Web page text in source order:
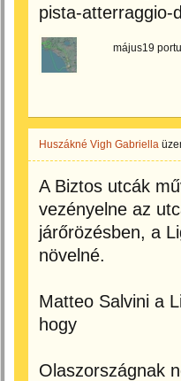
pista-atterraggio-
május19
Huszákné Vigh Gabriella
A Biztos utcák
vezényelne az
járőrözésben, a
növelné.
Matteo Salvini a
hogy
Olaszországnak